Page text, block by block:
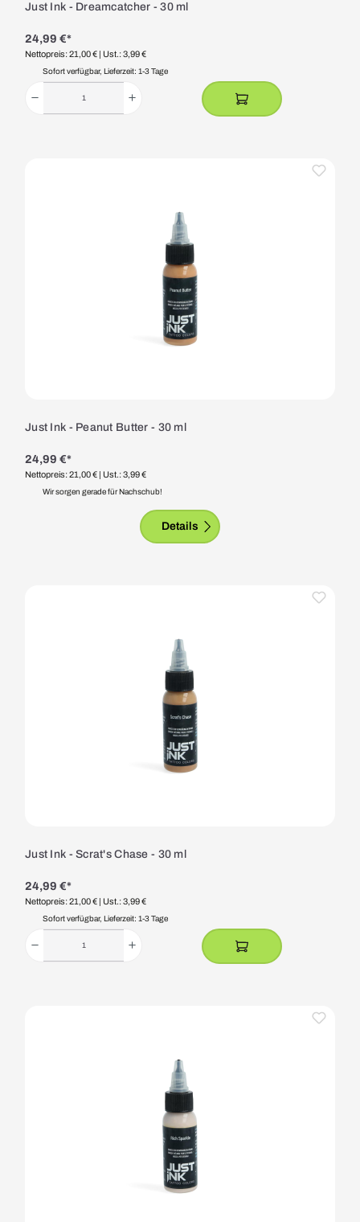
Just Ink - Dreamcatcher - 30 ml
24,99 €*
Nettopreis: 21,00 € | Ust.: 3,99 €
Sofort verfügbar, Lieferzeit: 1-3 Tage
Just Ink - Peanut Butter - 30 ml
24,99 €*
Nettopreis: 21,00 € | Ust.: 3,99 €
Wir sorgen gerade für Nachschub!
Details
Just Ink - Scrat's Chase - 30 ml
24,99 €*
Nettopreis: 21,00 € | Ust.: 3,99 €
Sofort verfügbar, Lieferzeit: 1-3 Tage